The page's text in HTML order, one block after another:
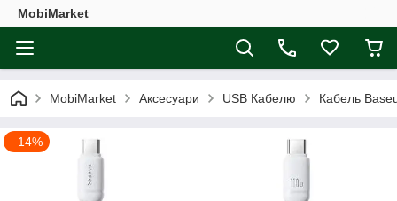
MobiMarket
MobiMarket Аксесуари USB Кабелю Кабель
–14%